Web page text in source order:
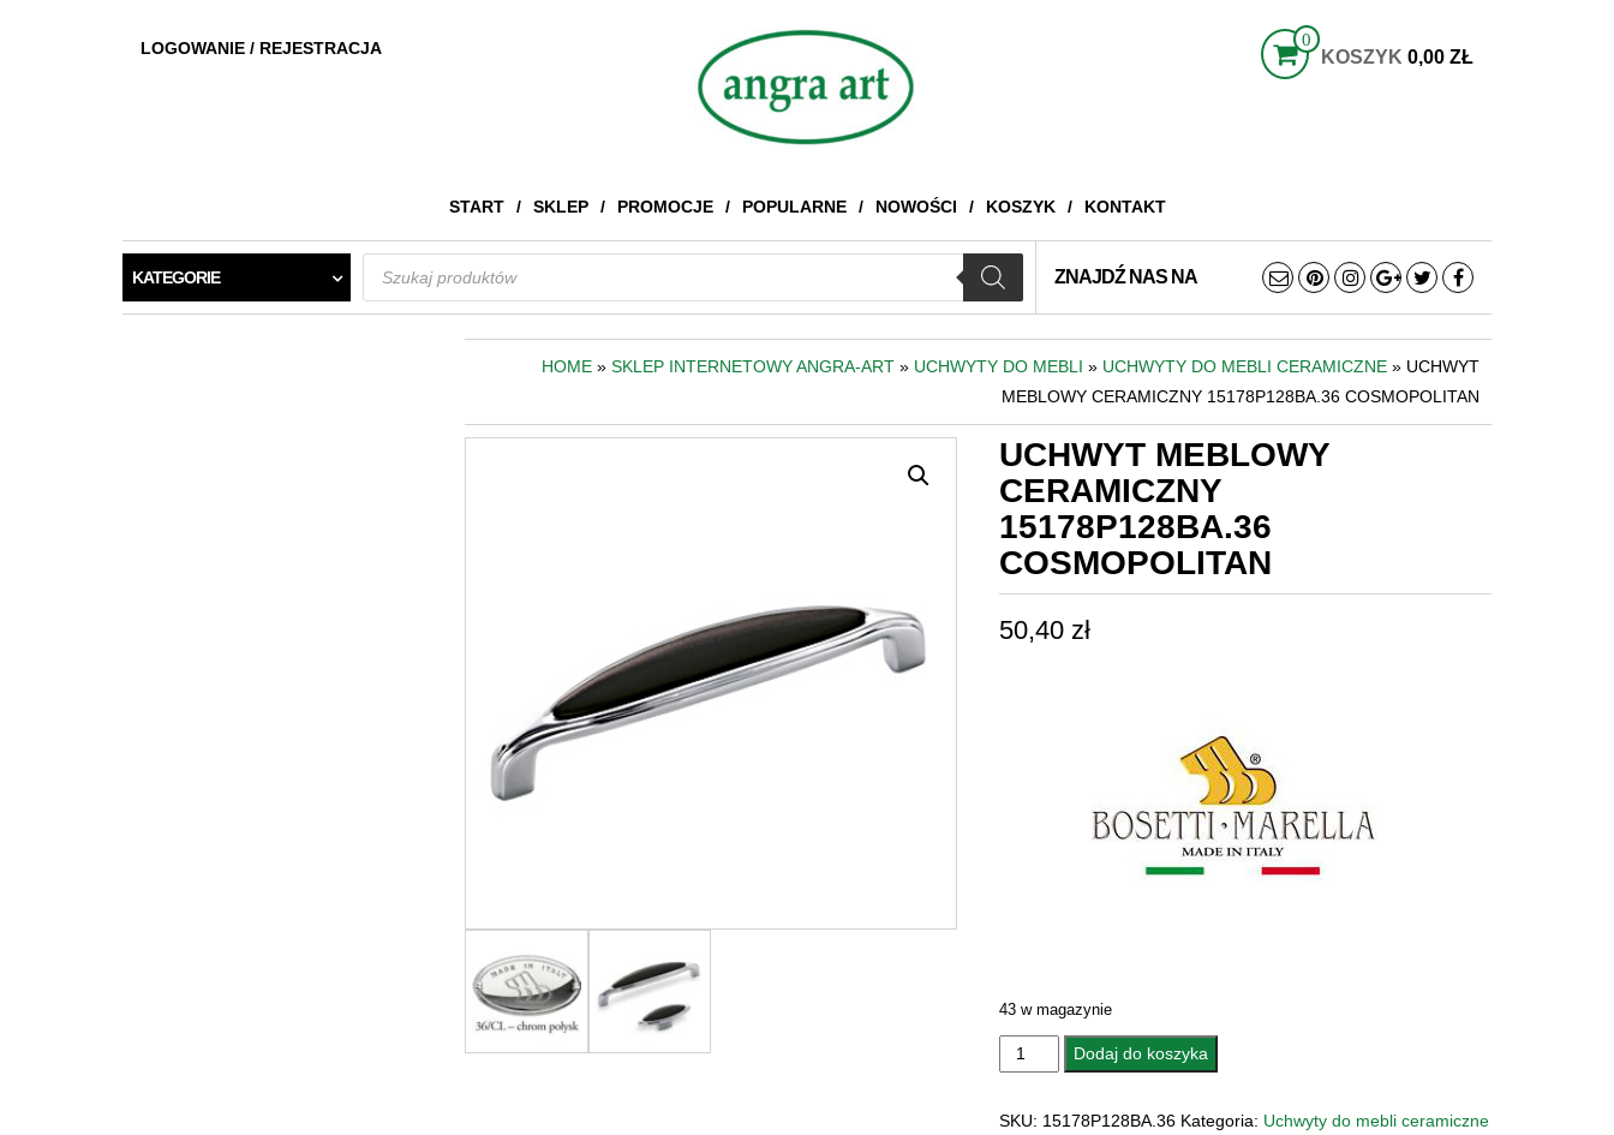
LOGOWANIE / REJESTRACJA 0
KOSZYK 0,00 ZŁ
START SKLEP PROMOCJE POPULARNE NOWOŚCI KOSZYK KONTAKT
KATEGORIE
Wyszukiwarka
produktów
ZNAJDŹ NAS NA
HOME » SKLEP INTERNETOWY ANGRA-ART » UCHWYTY DO MEBLI » UCHWYTY DO MEBLI CERAMICZNE » UCHWYT
MEBLOWY CERAMICZNY 15178P128BA.36 COSMOPOLITAN
UCHWYT MEBLOWY
CERAMICZNY
15178P128BA.36
COSMOPOLITAN
50,40 zł
43 w magazynie
ilość
UCHWYT
Dodaj do koszyka
SKU: 15178P128BA.36 Kategoria: Uchwyty do mebli ceramiczne